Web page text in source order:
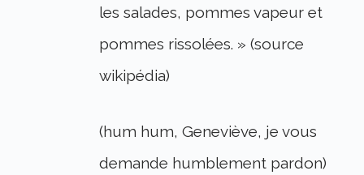
les salades, pommes vapeur et
pommes rissolées. » (source
wikipédia)
(hum hum, Geneviève, je vous
demande humblement pardon)